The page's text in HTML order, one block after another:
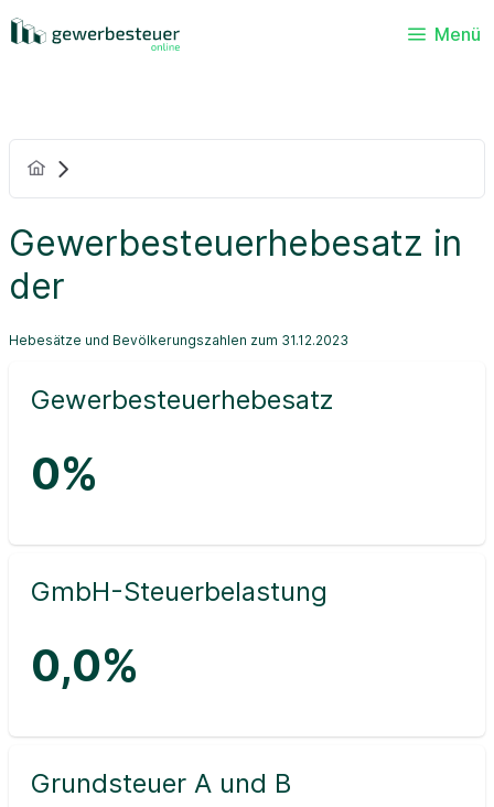
Menü
Gewerbesteuerhebesatz in
der
Hebesätze und Bevölkerungszahlen zum 31.12.2023
Gewerbesteuerhebesatz
0%
GmbH-Steuerbelastung
0,0%
Grundsteuer A und B